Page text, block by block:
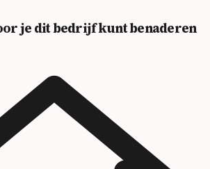
je dit bedrijf kunt benaderen